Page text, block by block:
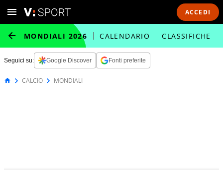
ACCEDI
MONDIALI 2026 CALENDARIO CLASSIFICHE
Seguici su: Google Discover Fonti preferite
CALCIO MONDIALI